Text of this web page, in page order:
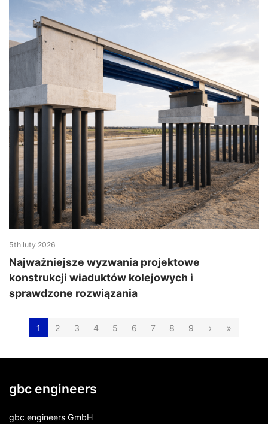
5th luty 2026
Najważniejsze wyzwania projektowe
konstrukcji wiaduktów kolejowych i
sprawdzone rozwiązania
1 2 3 4 5 6 7 8 9 › »
gbc engineers
gbc engineers GmbH